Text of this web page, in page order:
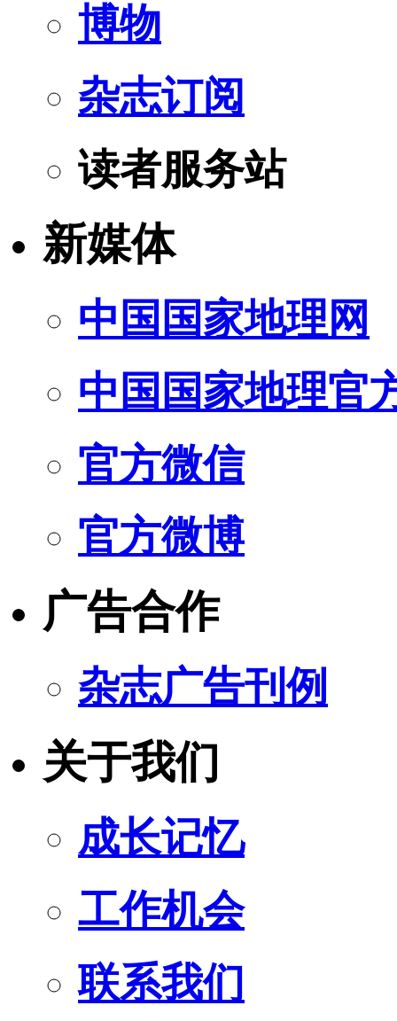
博物
杂志订阅
读者服务站
新媒体
中国国家地理网
中国国家地理官
官方微信
官方微博
广告合作
杂志广告刊例
关于我们
成长记忆
工作机会
联系我们